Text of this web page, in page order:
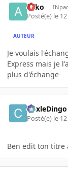
Arko
Posté(e) le
AUTEUR
Je voulais
Express mais je
plus d'échange
CoxleDingo
Posté(e) le
Ben edit ton titre